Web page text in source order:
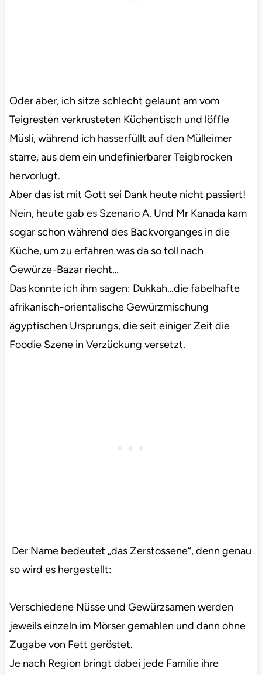
Oder aber, ich sitze schlecht gelaunt am vom
Teigresten verkrusteten Küchentisch und löffle
Müsli, während ich hasserfüllt auf den Mülleimer
starre, aus dem ein undefinierbarer Teigbrocken
hervorlugt.
Aber das ist mit Gott sei Dank heute nicht passiert!
Nein, heute gab es Szenario A. Und Mr Kanada kam
sogar schon während des Backvorganges in die
Küche, um zu erfahren was da so toll nach
Gewürze-Bazar riecht…
Das konnte ich ihm sagen: Dukkah…die fabelhafte
afrikanisch-orientalische Gewürzmischung
ägyptischen Ursprungs, die seit einiger Zeit die
Foodie Szene in Verzückung versetzt.
Der Name bedeutet „das Zerstossene“, denn genau
so wird es hergestellt:
Verschiedene Nüsse und Gewürzsamen werden
jeweils einzeln im Mörser gemahlen und dann ohne
Zugabe von Fett geröstet.
Je nach Region bringt dabei jede Familie ihre